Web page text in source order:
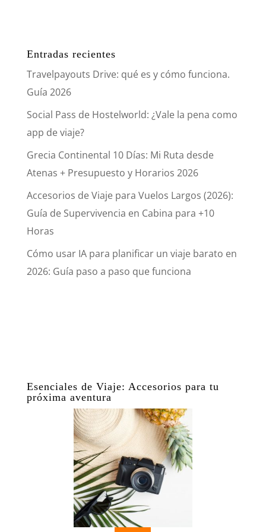
Entradas recientes
Travelpayouts Drive: qué es y cómo funciona.
Guía 2026
Social Pass de Hostelworld: ¿Vale la pena como
app de viaje?
Grecia Continental 10 Días: Mi Ruta desde
Atenas + Presupuesto y Horarios 2026
Accesorios de Viaje para Vuelos Largos (2026):
Guía de Supervivencia en Cabina para +10
Horas
Cómo usar IA para planificar un viaje barato en
2026: Guía paso a paso que funciona
Esenciales de Viaje: Accesorios para tu
próxima aventura